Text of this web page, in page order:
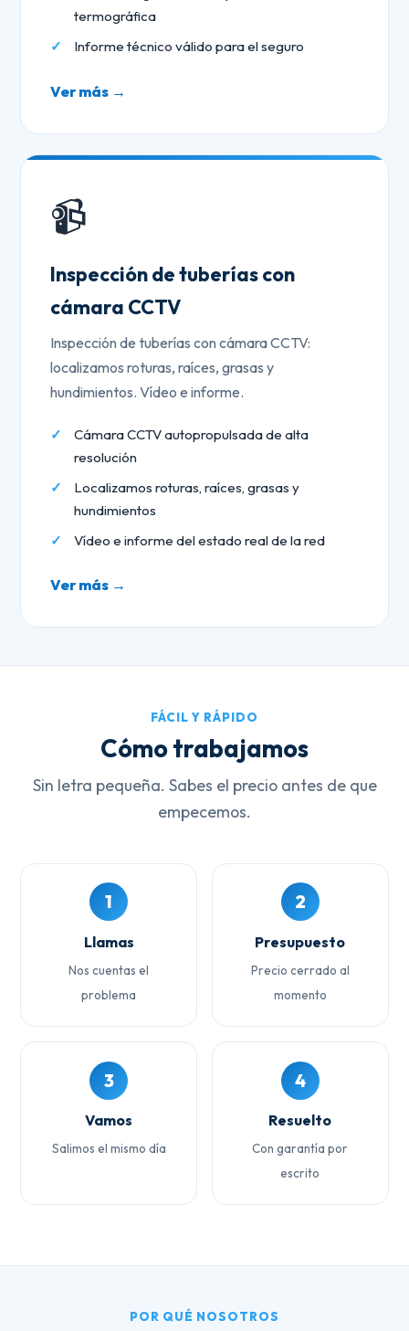
termográfica
Informe técnico válido para el seguro
Ver más →
📹
Inspección de tuberías con
cámara CCTV
Inspección de tuberías con cámara CCTV:
localizamos roturas, raíces, grasas y
hundimientos. Vídeo e informe.
Cámara CCTV autopropulsada de alta
resolución
Localizamos roturas, raíces, grasas y
hundimientos
Vídeo e informe del estado real de la red
Ver más →
FÁCIL Y RÁPIDO
Cómo trabajamos
Sin letra pequeña. Sabes el precio antes de que
empecemos.
1
Llamas
Nos cuentas el
problema
2
Presupuesto
Precio cerrado al
momento
3
Vamos
Salimos el mismo día
4
Resuelto
Con garantía por
escrito
POR QUÉ NOSOTROS